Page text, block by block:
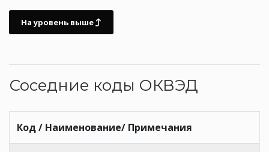
На уровень выше
Соседние коды ОКВЭД
Код / Наименование/ Примечания